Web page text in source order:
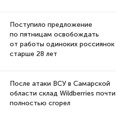
Поступило предложение
по пятницам освобождать
от работы одиноких россиянок
старше 28 лет
После атаки ВСУ в Самарской
области склад Wildberries почти
полностью сгорел